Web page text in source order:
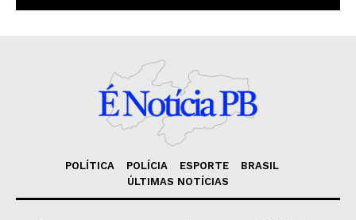
POLÍTICA POLÍCIA ESPORTE
BRASIL
ÚLTIMAS NOTÍCIAS